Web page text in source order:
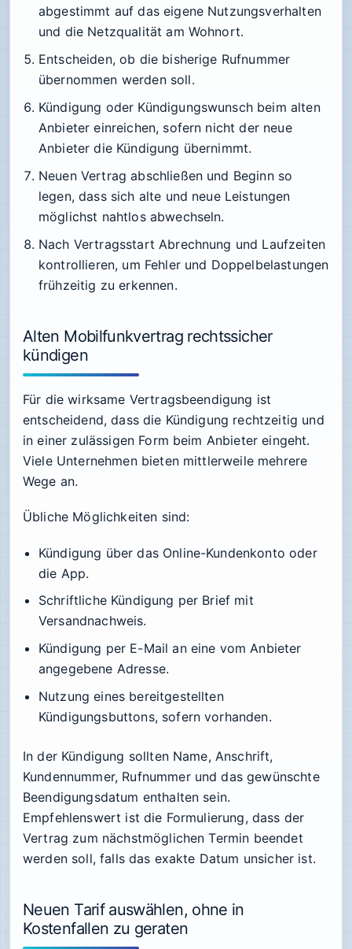
abgestimmt auf das eigene Nutzungsverhalten
und die Netzqualität am Wohnort.
Entscheiden, ob die bisherige Rufnummer
übernommen werden soll.
Kündigung oder Kündigungswunsch beim alten
Anbieter einreichen, sofern nicht der neue
Anbieter die Kündigung übernimmt.
Neuen Vertrag abschließen und Beginn so
legen, dass sich alte und neue Leistungen
möglichst nahtlos abwechseln.
Nach Vertragsstart Abrechnung und Laufzeiten
kontrollieren, um Fehler und Doppelbelastungen
frühzeitig zu erkennen.
Alten Mobilfunkvertrag rechtssicher
kündigen
Für die wirksame Vertragsbeendigung ist
entscheidend, dass die Kündigung rechtzeitig und
in einer zulässigen Form beim Anbieter eingeht.
Viele Unternehmen bieten mittlerweile mehrere
Wege an.
Übliche Möglichkeiten sind:
Kündigung über das Online-Kundenkonto oder
die App.
Schriftliche Kündigung per Brief mit
Versandnachweis.
Kündigung per E-Mail an eine vom Anbieter
angegebene Adresse.
Nutzung eines bereitgestellten
Kündigungsbuttons, sofern vorhanden.
In der Kündigung sollten Name, Anschrift,
Kundennummer, Rufnummer und das gewünschte
Beendigungsdatum enthalten sein.
Empfehlenswert ist die Formulierung, dass der
Vertrag zum nächstmöglichen Termin beendet
werden soll, falls das exakte Datum unsicher ist.
Neuen Tarif auswählen, ohne in
Kostenfallen zu geraten